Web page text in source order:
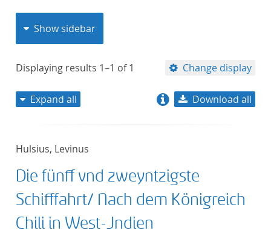
Show sidebar
Displaying results 1–1 of1 Change display
title descending
Expand all Download all
Hulsius, Levinus
Die fünff vnd zweyntzigste
Schifffahrt/ Nach dem Königreich
Chili in West-Jndien